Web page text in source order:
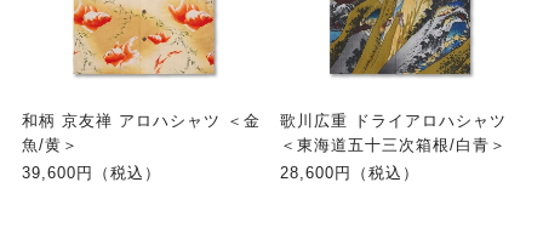
和柄 京友禅 アロハシャツ ＜金
魚/黄＞
39,600円（税込）
歌川広重 ドライアロハシャツ
＜東海道五十三次箱根/白青＞
28,600円（税込）